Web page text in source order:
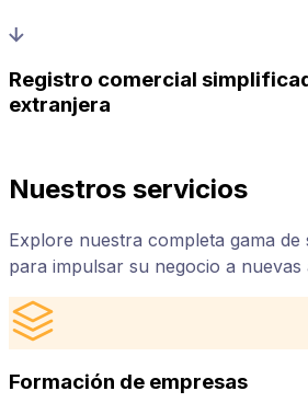
Registro comercial
extranjera
Nuestros servicios
Explore nuestra completa gama de
para impulsar su negocio a nuevas
Formación de empresas